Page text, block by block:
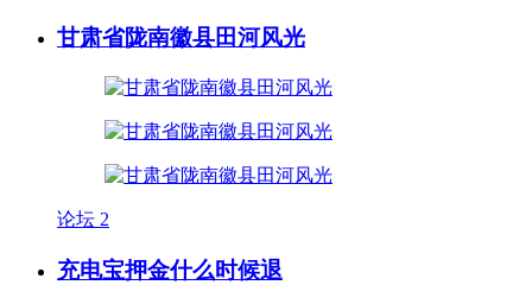
甘肃省陇南徽县田河风光
论坛 2
充电宝押金什么时候退